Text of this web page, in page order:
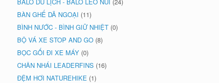
BÀN GHẾ DÃ NGOẠI (11)
BÌNH NƯỚC - BÌNH GIỮ NHIỆT (0)
BỘ VÁ XE STOP AND GO (8)
BỌC GỐI ĐI XE MÁY (0)
CHÂN NHÁI LEADERFINS (16)
ĐỆM HƠI NATUREHIKE (1)